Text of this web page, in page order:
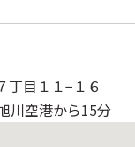
丁目１１−１６
川空港から15分